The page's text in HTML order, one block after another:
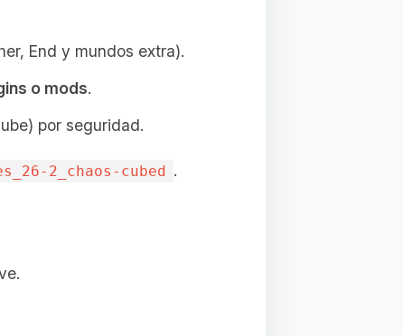
End y mundos extra).
o mods.
por seguridad.
2_chaos-cubed .